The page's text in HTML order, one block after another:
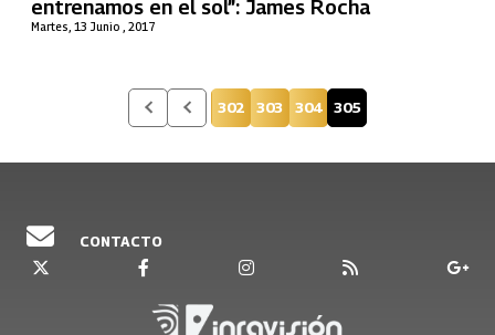
Martes, 13 Junio , 2017
entrenamos en el sol”: James Rocha
Página
302 Página
303 Página
304 Página actual
305
CONTACTO